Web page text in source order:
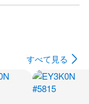
すべて見る